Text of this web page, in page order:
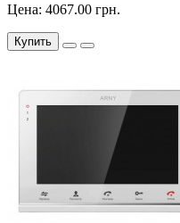
Цена: 4067.00 грн.
Купить